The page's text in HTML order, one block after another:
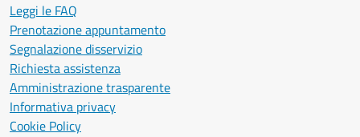
Leggi le FAQ
Prenotazione appuntamento
Segnalazione disservizio
Richiesta assistenza
Amministrazione trasparente
Informativa privacy
Cookie Policy